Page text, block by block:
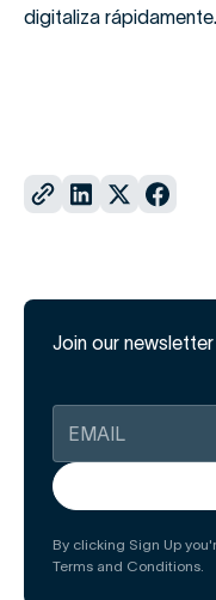
Join our newsletter
By clicking Sign Up
Terms and Conditions.
digitaliza rápidamente.